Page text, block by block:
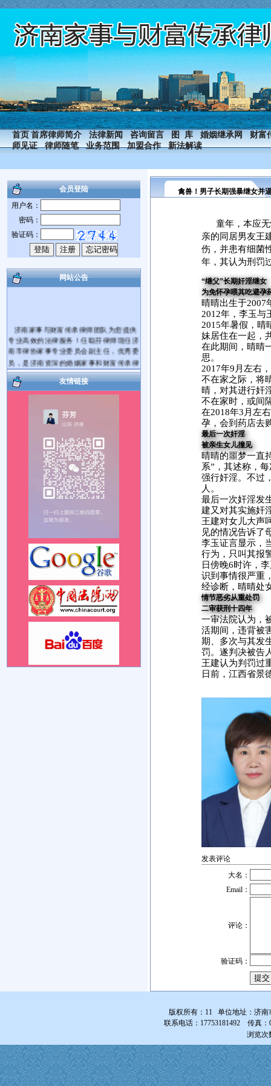
首页 首席律师简介 法律新闻 咨询留言 图 库 婚姻继承网
财富
师见证
律师随笔 业务范围 加盟合作 新法解读
会员登陆
用户名：
密码：
验证码：
网站公告
济南家事与财富传承律师团队为您提供
专业高效的法律服务！任聪芬律师现任济
南市律协家事专业委员会副主任，优秀委
员，是济南资深的婚姻家事和财富传承律
师。代理过大量的离婚纠纷案件和遗产继
承纠纷案件。
爱家护家，用法商守护财富！帮您将您
遗产继承、财富传承等方面的法律问题需
要帮助，可电话咨询，也可电话预约后到
我会及时给您解答。如果满意请您在问题
解决的同时把我推荐给您身边需要帮助的
朋友，谢谢！
服务热线： 17753181492 15964027812
执业机构：山东国曜琴岛律师事务所
地 址：济南市历下区山大路264号国曜律
师楼（山大路南首）
乘车路线：可乘117、115、K56、137、
友情链接
禽兽！男子长期强暴继女并
童年，本应
亲的同居男友王
伤，并患有细菌
年，其认为刑罚
“继父”长期奸淫继女
为免怀孕喂其吃避孕
晴晴出生于2007
2012年，李玉与
2015年暑假，晴
妹居住在一起，
在此期间，晴晴
思。
2017年9月左右
不在家之际，将
晴，对其进行奸
不在家时，或间
在2018年3月左
孕，会到药店去
最后一次奸淫
被亲生女儿撞见
晴晴的噩梦一直
系”，其述称，
强行奸淫。不过
人。
最后一次奸淫发
建又对其实施奸
王建对女儿大声
见的情况告诉了
李玉证言显示，
行为，只叫其报
日傍晚6时许，
识到事情很严重
经诊断，晴晴处
情节恶劣从重处罚
二审获刑十四年
一审法院认为，
活期间，违背被
期、多次与其发
罚。遂判决被告
王建认为判罚过
日前，江西省景
发表评论
大名：
Email：
评论：
验证码：
版权所有：11 单位地址：济南
联系电话：17753181492 传真：
浏览